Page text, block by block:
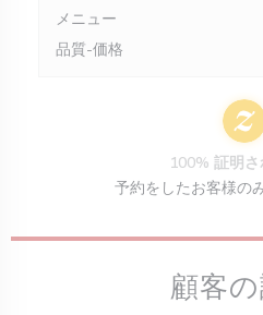
顧客
メニュー
品質-価格
100% 証明
予約をしたお客様の